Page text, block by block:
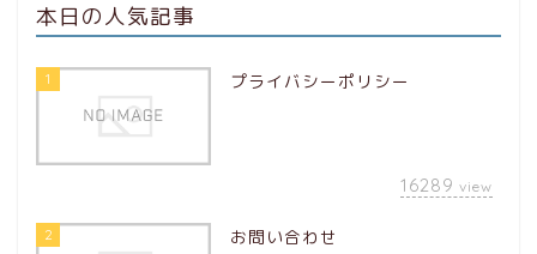
本日の人気記事
1 プライバシーポリシー
16289 view
2 お問い合わせ